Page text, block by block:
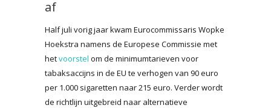
af
Half juli vorig jaar kwam Eurocommissaris Wopke
Hoekstra namens de Europese Commissie met
hetvoorstel om de minimumtarieven voor
tabaksaccijns in de EU te verhogen van 90 euro
per 1.000 sigaretten naar 215 euro. Verder wordt
de richtlijn uitgebreid naar alternatieve